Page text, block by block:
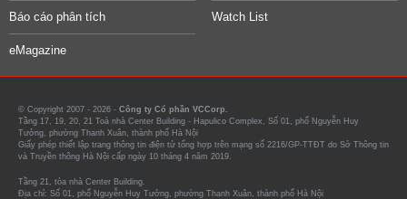
Báo cáo phân tích Watch List
eMagazine
© Copyright 2007 - 2026 - Công ty Cổ phần VCCorp.
Tầng 17, 19, 20, 21 Toà nhà Center Building - Hapulico Complex, Số 01, phố Nguyễn Huy
Tưởng, phường Thanh Xuân, thành phố Hà Nội
Giấy phép thiết lập trang thông tin điện tử tổng hợp trên mạng số 2216/GP-TTĐT do Sở Thông tin
và Truyền thông Hà Nội cấp ngày 10 tháng 4 năm 2019.
Tầng 21, tòa nhà Center Building.
Địa chỉ: Số 01, phố Nguyễn Huy Tưởng, phường Thanh Xuân, thành phố Hà Nội